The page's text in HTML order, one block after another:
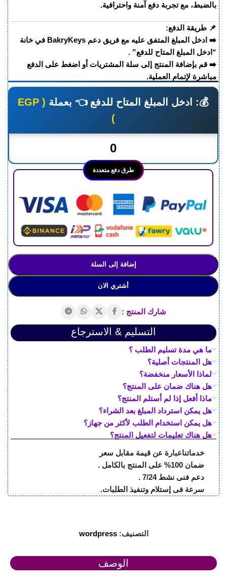
بالضبط، مع تجربة دفع آمنة واحترافية.
📌 طريقة الدفع:
➡️ ادخل المبلغ المتفق عليه مع فريق دعم BakryKeys في خانة
“ادخل المبلغ المتاح للدفع” .
➡️ قم بإضافة المنتج إلى سلة المشتريات أو اضغط على الدفع
مباشرة لإتمام العملية.
💰: ادخل المبلغ المتاح للدفع 👈 بعملة
( EGP
)
طرق دفع متعددة
إضافة إلى السلة
أشتري الان
شارك المنتج :
التسليم & الاسترجاع
ما هي مدة تسليم الطلب ؟
هل المنتجات أصلية؟
لماذا الأسعار منخفضة؟
هل هناك ضمان على المنتج؟
ماذا أفعل إذا لم أستلم المنتج؟
هل يمكن استرداد المبلغ بعد الشراء؟
هل يمكن استخدام الطلب لأكثر من جهاز؟
هل هناك تعليمات لتفعيل المنتج؟
خدماتناعبارة عن قيمة مقابل سعر
ضمان 100% على المنتج بالكامل .
دعم فنى نشط 7/24 .
سرعة فى إستلام وتنفيذ الطلبات.
التصنيف: wordpress
الوصف